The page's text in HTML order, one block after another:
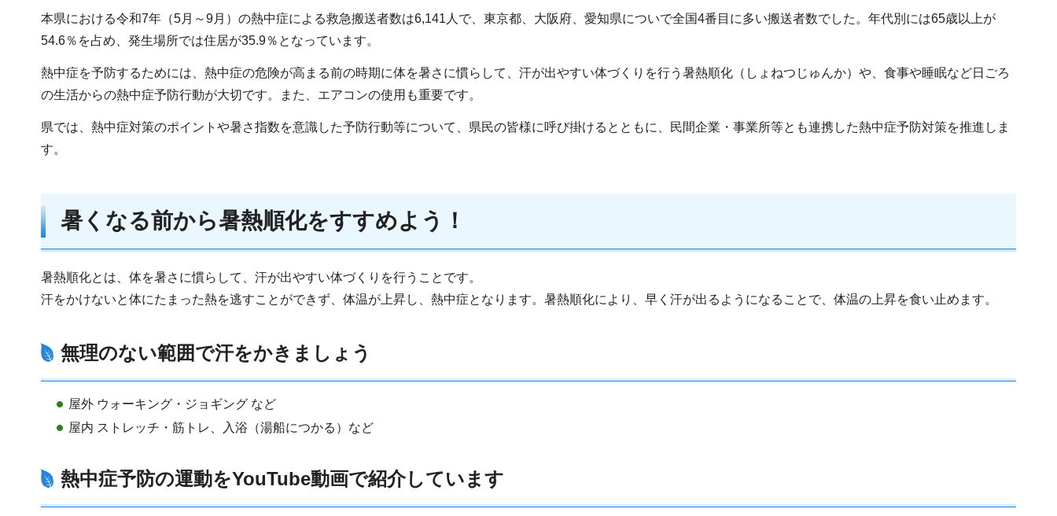
本県における令和7年（5月～9月）の熱中症による救急搬送者数は6,141人で、東京都、大阪府、愛知県についで全国4番目に多い搬送者数でした。年代別には65歳以上が
54.6％を占め、発生場所では住居が35.9％となっています。
熱中症を予防するためには、熱中症の危険が高まる前の時期に体を暑さに慣らして、汗が出やすい体づくりを行う暑熱順化（しょねつじゅんか）や、食事や睡眠など日ごろ
の生活からの熱中症予防行動が大切です。また、エアコンの使用も重要です。
県では、熱中症対策のポイントや暑さ指数を意識した予防行動等について、県民の皆様に呼び掛けるとともに、民間企業・事業所等とも連携した熱中症予防対策を推進しま
す。
暑くなる前から暑熱順化をすすめよう！
暑熱順化とは、体を暑さに慣らして、汗が出やすい体づくりを行うことです。
汗をかけないと体にたまった熱を逃すことができず、体温が上昇し、熱中症となります。暑熱順化により、早く汗が出るようになることで、体温の上昇を食い止めます。
無理のない範囲で汗をかきましょう
屋外 ウォーキング・ジョギング など
屋内 ストレッチ・筋トレ、入浴（湯船につかる）など
熱中症予防の運動をYouTube動画で紹介しています